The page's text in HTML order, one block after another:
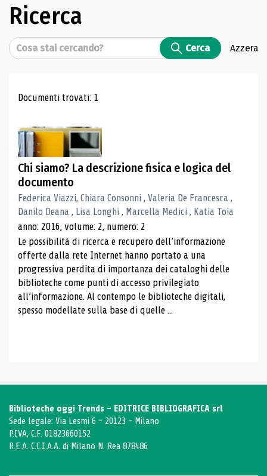
Ricerca
Cerca Cerca Azzera
Risultati di ricerca
Documenti trovati: 1
Chi siamo? La descrizione fisica e logica del
documento
Federica Viazzi, Chiara Consonni , Valeria De Francesca ,
Danilo Deana , Lisa Longhi , Marcella Medici , Katia Toia
anno: 2016, volume: 2, numero: 2
Le possibilità di ricerca e recupero dell’informazione
offerte dalla rete Internet hanno portato a una
progressiva perdita di importanza dei cataloghi delle
biblioteche come punti di accesso privilegiato
all’informazione. Al contempo le biblioteche digitali,
spesso modellate sulla base di quelle ...
Biblioteche oggi Trends - EDITRICE BIBLIOGRAFICA srl
Sede legale: Via Lesmi 6 - 20123 - Milano
P.IVA, C.F. 01823660152
R.E.A. C.C.I.A.A. di Milano N. Rea 878486